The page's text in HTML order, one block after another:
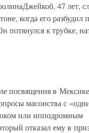
47 лет,
когда его разбудил
потянулся к трубке,
посвящения в
масонства с
или ипподромным
отказал ему в